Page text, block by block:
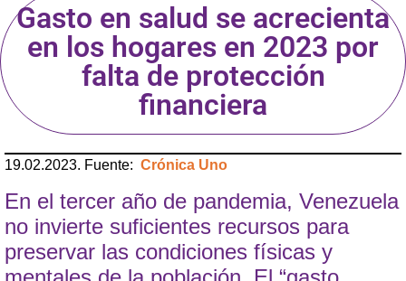
Gasto en salud se acrecienta
en los hogares en 2023 por
falta de protección
financiera
19.02.2023. Fuente: Crónica Uno
En el tercer año de pandemia, Venezuela
no invierte suficientes recursos para
preservar las condiciones físicas y